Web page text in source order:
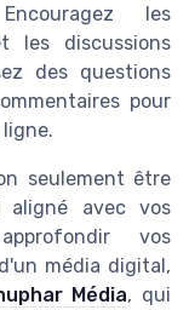
les
les discussions
des questions
pour
seulement être
avec vos
vos
média digital,
Média, qui